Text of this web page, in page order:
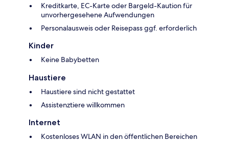
Kreditkarte, EC-Karte oder Bargeld-Kaution für
unvorhergesehene Aufwendungen
Personalausweis oder Reisepass ggf. erforderlich
Kinder
Keine Babybetten
Haustiere
Haustiere sind nicht gestattet
Assistenztiere willkommen
Internet
Kostenloses WLAN in den öffentlichen Bereichen